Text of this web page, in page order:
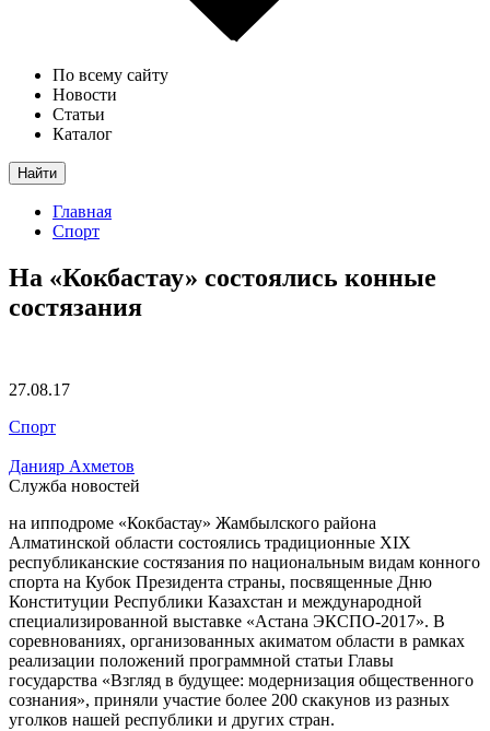
По всему сайту
Новости
Статьи
Каталог
Найти
Главная
Спорт
На «Кокбастау» состоялись конные
состязания
27.08.17
Спорт
Данияр Ахметов
Служба новостей
на ипподроме «Кокбастау» Жамбылского района
Алматинской области состоялись традиционные XIX
республиканские состязания по национальным видам конного
спорта на Кубок Президента страны, посвященные Дню
Конституции Республики Казахстан и международной
специализированной выставке «Астана ЭКСПО-2017». В
соревнованиях, организованных акиматом области в рамках
реализации положений программной статьи Главы
государства «Взгляд в будущее: модернизация общественного
сознания», приняли участие более 200 скакунов из разных
уголков нашей республики и других стран.